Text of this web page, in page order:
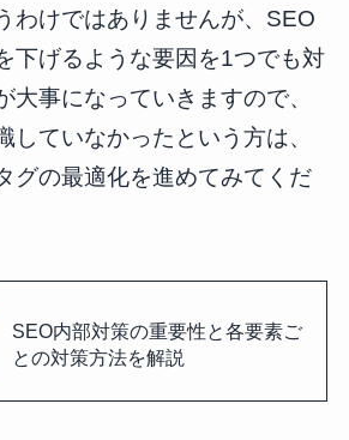
わけではありませんが、SEO
下げるような要因を1つでも対
大事になっていきますので、
していなかったという方は、
グの最適化を進めてみてくだ
SEO内部対策の重要性と各要素ご
との対策方法を解説